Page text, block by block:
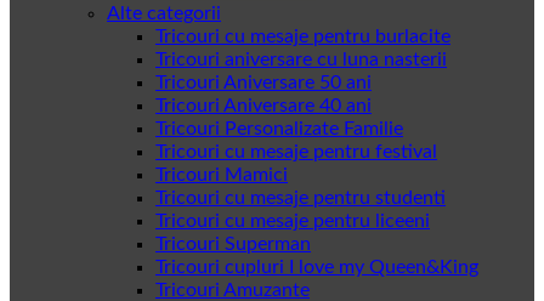
Alte categorii
Tricouri cu mesaje pentru burlacite
Tricouri aniversare cu luna nasterii
Tricouri Aniversare 50 ani
Tricouri Aniversare 40 ani
Tricouri Personalizate Familie
Tricouri cu mesaje pentru festival
Tricouri Mamici
Tricouri cu mesaje pentru studenti
Tricouri cu mesaje pentru liceeni
Tricouri Superman
Tricouri cupluri I love my Queen&King
Tricouri Amuzante